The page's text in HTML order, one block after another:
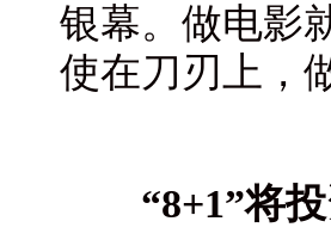
银幕。做电影
使在刀刃上，
“8+1”将